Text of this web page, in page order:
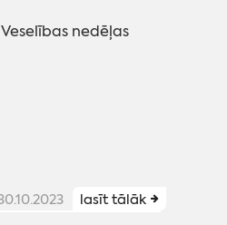
nedēļas
lasīt tālāk